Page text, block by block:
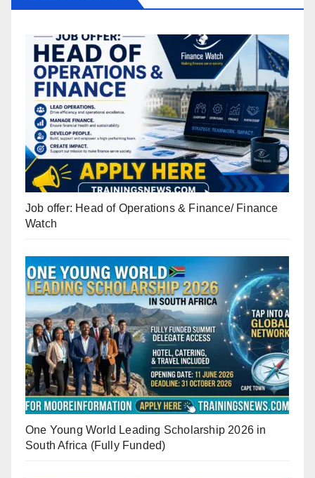
Job offer: Head of Operations & Finance/ Finance
Watch
One Young World Leading Scholarship 2026 in
South Africa (Fully Funded)